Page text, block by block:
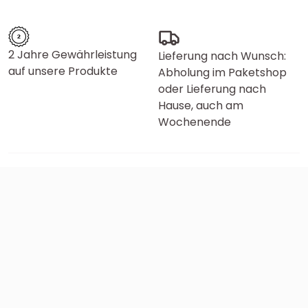
2 Jahre Gewährleistung
auf unsere Produkte
Lieferung nach Wunsch:
Abholung im Paketshop
oder Lieferung nach
Hause, auch am
Wochenende